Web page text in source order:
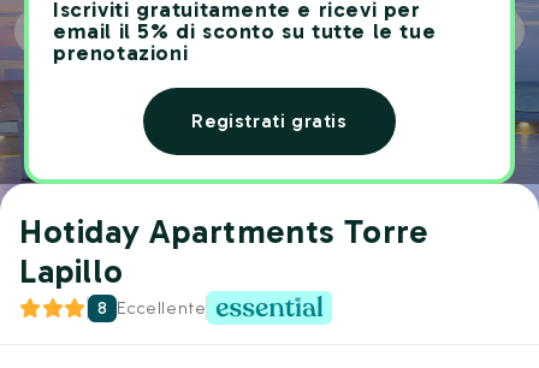
Iscriviti gratuitamente e ricevi per
email il 5% di sconto su tutte le tue
prenotazioni
Registrati gratis
Hotiday Apartments Torre
Lapillo
8 Eccellente